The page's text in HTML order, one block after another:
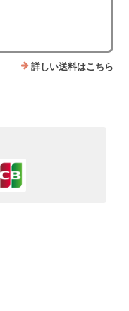
詳しい送料はこちら